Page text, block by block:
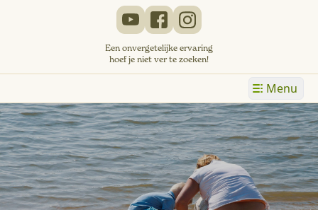
Een onvergetelijke ervaring
hoef je niet ver te zoeken!
Menu